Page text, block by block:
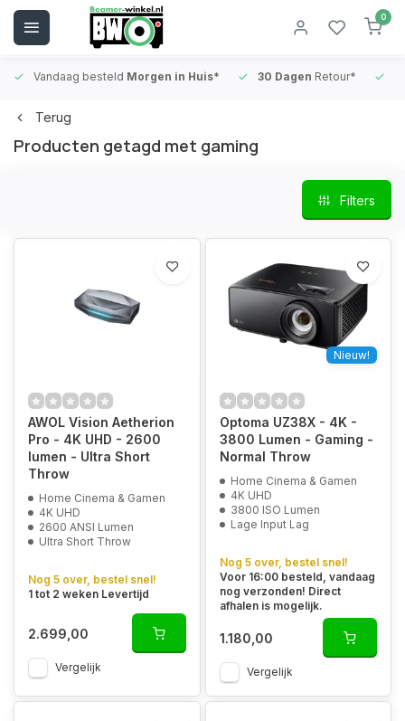
0
Vandaag besteld Morgen in Huis* 30 Dagen Retour*
Terug
Producten getagd met gaming
Filters
AWOL Vision Aetherion
Pro - 4K UHD - 2600
lumen - Ultra Short
Throw
Home Cinema & Gamen
4K UHD
2600 ANSI Lumen
Ultra Short Throw
Nog 5 over, bestel snel!
1 tot 2 weken Levertijd
2.699,00
Vergelijk
Nieuw!
Optoma UZ38X - 4K -
3800 Lumen - Gaming -
Normal Throw
Home Cinema & Gamen
4K UHD
3800 ISO Lumen
Lage Input Lag
Nog 5 over, bestel snel!
Voor 16:00 besteld, vandaag
nog verzonden! Direct
afhalen is mogelijk.
1.180,00
Vergelijk